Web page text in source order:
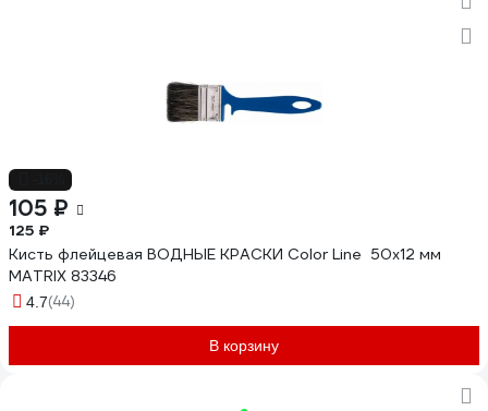
105 ₽
125 ₽
Кисть флейцевая ВОДНЫЕ КРАСКИ Color Line 50x12 мм
MATRIX 83346
4.7(44)
В корзину